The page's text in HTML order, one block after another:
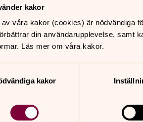
kakor
våra kakor (cookies) är nödvändiga
din användarupplevelse, samt
Läs mer om våra kakor.
kakor
du acceptera kakor för